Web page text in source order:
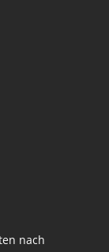
nach